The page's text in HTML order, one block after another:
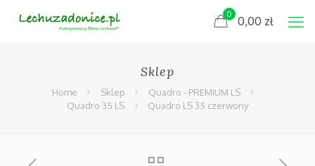
0 0,00 zł
Sklep
Home Sklep
Quadro - PREMIUM LS
Quadro 35 LS
Quadro LS 35 czerwony